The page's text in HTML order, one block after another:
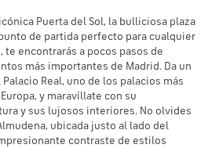
Puerta del Sol, la bulliciosa plaza
de partida perfecto para cualquier
te encontrarás a pocos pasos de
más importantes de Madrid. Da un
Real, uno de los palacios más
y maravíllate con su
y sus lujosos interiores. No olvides
ubicada justo al lado del
contraste de estilos